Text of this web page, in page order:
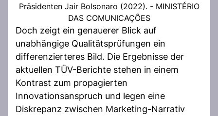
Präsidenten Jair Bolsonaro (2022). - MINISTÉRIO
DAS COMUNICAÇÕES
Doch zeigt ein genauerer Blick auf
unabhängige Qualitätsprüfungen ein
differenzierteres Bild. Die Ergebnisse der
aktuellen TÜV-Berichte stehen in einem
Kontrast zum propagierten
Innovationsanspruch und legen eine
Diskrepanz zwischen Marketing-Narrativ